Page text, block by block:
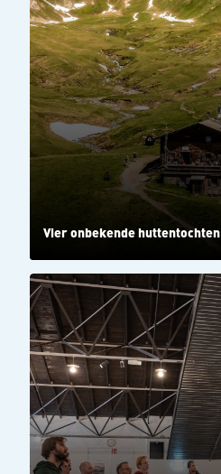
Vier onbekende huttentochten